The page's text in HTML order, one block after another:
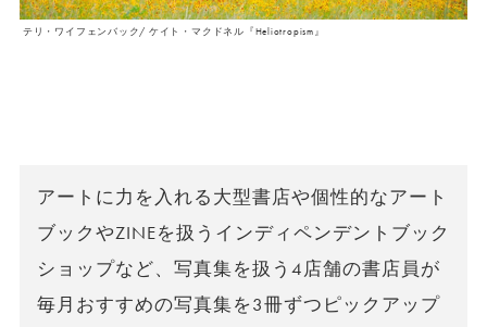
テリ・ワイフェンバック/ ケイト・マクドネル『Heliotropism』
アートに力を入れる大型書店や個性的なアート
ブックやZINEを扱うインディペンデントブック
ショップなど、写真集を扱う4店舗の書店員が
毎月おすすめの写真集を3冊ずつピックアップ